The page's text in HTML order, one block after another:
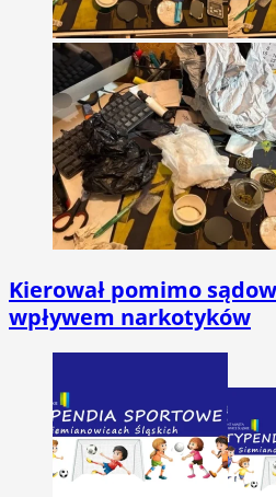
Kierował pomimo
wpływem narkotyków